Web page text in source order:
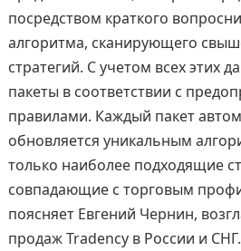
посредством краткого
алгоритма, сканирующего
стратегий. С учетом всех этих
пакеты в соответствии с
правилами. Каждый пакет
обновляется уникальным
только наиболее подходящие
совпадающие с торговым
поясняет Евгений Чернин,
продаж Tradency в России и СНГ.